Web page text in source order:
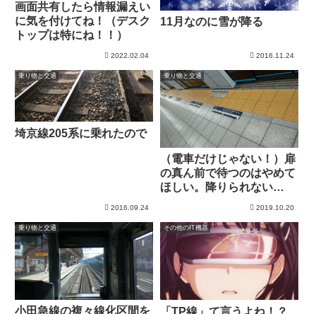
画面共有したら情報漏えい
に気を付けてね！（デスク
トップは特にね！！）
2022.02.04
11月なのに雪が降る
2016.11.24
乗り物と交通
埼京線205系に乗れたので
2016.09.24
乗り物と交通
（電車だけじゃない！）扉
の真ん前で待つのはやめて
ほしい。降りられない
2019.10.20
乗り物と交通
小田急線の複々線化区間を
その他のIT機器
「TP線」て言うよね！？